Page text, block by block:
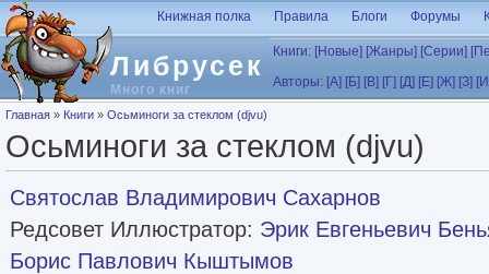
Перейти к основному содержанию
Либрусек
Много книг
Книжная полка Правила Блоги Форумы
Книги: [Новые] [Жанры] [Серии]
Авторы: [А] [Б] [В] [Г] [Д] [Е] [Ж] [З]
Вы здесь
Главная » Книги » Осьминоги за стеклом (djvu)
Осьминоги за стеклом (djvu)
Святослав Владимирович Сахарнов
Редсовет Иллюстратор: Эрик Евгеньевич
Борис Павлович Кыштымов